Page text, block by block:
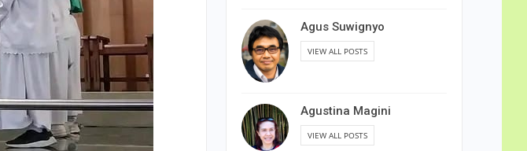
Agus Suwignyo
VIEW ALL POSTS
Agustina Magini
VIEW ALL POSTS